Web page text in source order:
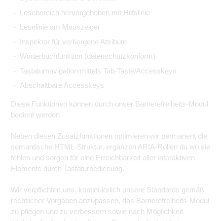
Lesebereich hervorgehoben mit Hilfslinie
Leselinie am Mauszeiger
Inspektor für verborgene Attribute
Wörterbuchfunktion (datenschutzkonform)
Tastaturnavigation mittels Tab-Taste/Accesskeys
Abschaltbare Accesskeys
Diese Funktionen können durch unser Barrierefreiheits-Modul
bedient werden.
Neben diesen Zusatzfunktionen optimieren wir permanent die
semantische HTML-Struktur, ergänzen ARIA-Rollen da wo sie
fehlen und sorgen für eine Erreichbarkeit aller interaktiven
Elemente durch Tastaturbedienung.
Wir verpflichten uns, kontinuierlich unsere Standards gemäß
rechtlicher Vorgaben anzupassen, das Barrierefreiheits-Modul
zu pflegen und zu verbessern sowie nach Möglichkeit